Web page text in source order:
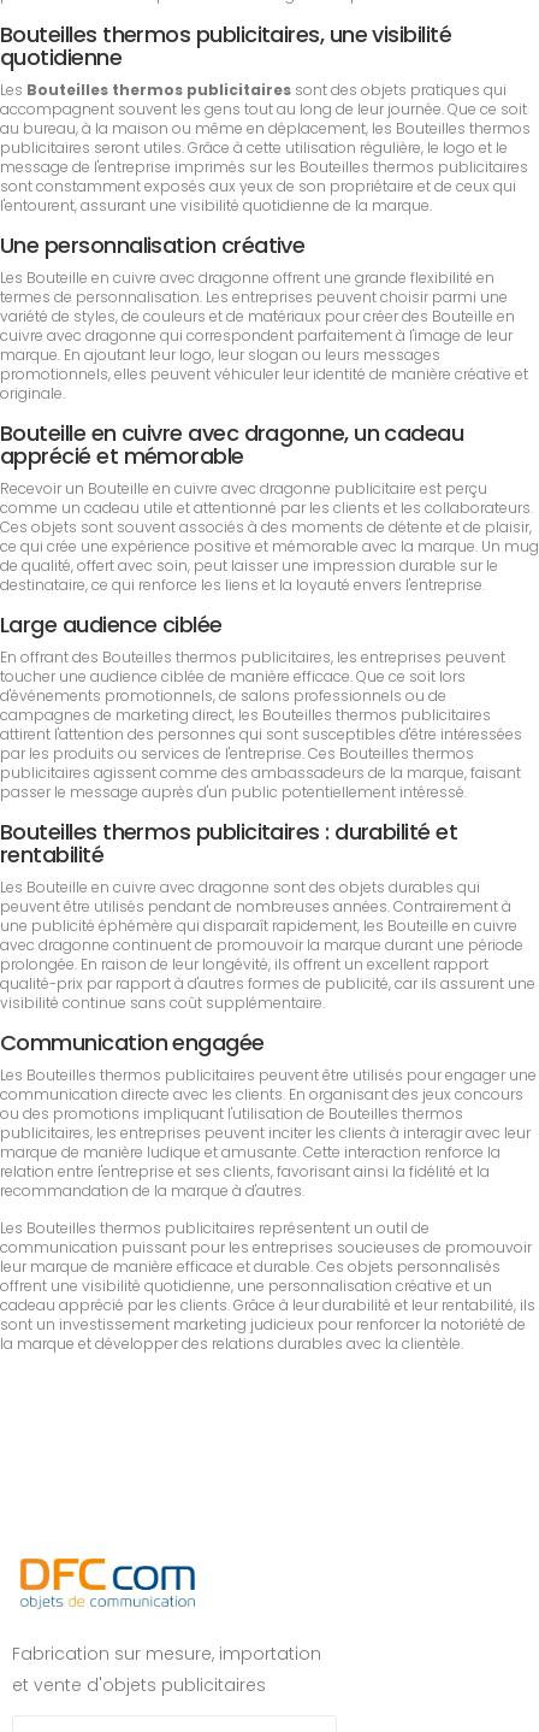
Bouteilles thermos publicitaires, une visibilité
quotidienne
Les Bouteilles thermos publicitaires sont des objets pratiques qui
accompagnent souvent les gens tout au long de leur journée. Que ce soit
au bureau, à la maison ou même en déplacement, les Bouteilles thermos
publicitaires seront utiles. Grâce à cette utilisation régulière, le logo et le
message de l'entreprise imprimés sur les Bouteilles thermos publicitaires
sont constamment exposés aux yeux de son propriétaire et de ceux qui
l'entourent, assurant une visibilité quotidienne de la marque.
Une personnalisation créative
Les Bouteille en cuivre avec dragonne offrent une grande flexibilité en
termes de personnalisation. Les entreprises peuvent choisir parmi une
variété de styles, de couleurs et de matériaux pour créer des Bouteille en
cuivre avec dragonne qui correspondent parfaitement à l'image de leur
marque. En ajoutant leur logo, leur slogan ou leurs messages
promotionnels, elles peuvent véhiculer leur identité de manière créative et
originale.
Bouteille en cuivre avec dragonne, un cadeau
apprécié et mémorable
Recevoir un Bouteille en cuivre avec dragonne publicitaire est perçu
comme un cadeau utile et attentionné par les clients et les collaborateurs.
Ces objets sont souvent associés à des moments de détente et de plaisir,
ce qui crée une expérience positive et mémorable avec la marque. Un mug
de qualité, offert avec soin, peut laisser une impression durable sur le
destinataire, ce qui renforce les liens et la loyauté envers l'entreprise.
Large audience ciblée
En offrant des Bouteilles thermos publicitaires, les entreprises peuvent
toucher une audience ciblée de manière efficace. Que ce soit lors
d'événements promotionnels, de salons professionnels ou de
campagnes de marketing direct, les Bouteilles thermos publicitaires
attirent l'attention des personnes qui sont susceptibles d'être intéressées
par les produits ou services de l'entreprise. Ces Bouteilles thermos
publicitaires agissent comme des ambassadeurs de la marque, faisant
passer le message auprès d'un public potentiellement intéressé.
Bouteilles thermos publicitaires : durabilité et
rentabilité
Les Bouteille en cuivre avec dragonne sont des objets durables qui
peuvent être utilisés pendant de nombreuses années. Contrairement à
une publicité éphémère qui disparaît rapidement, les Bouteille en cuivre
avec dragonne continuent de promouvoir la marque durant une période
prolongée. En raison de leur longévité, ils offrent un excellent rapport
qualité-prix par rapport à d'autres formes de publicité, car ils assurent une
visibilité continue sans coût supplémentaire.
Communication engagée
Les Bouteilles thermos publicitaires peuvent être utilisés pour engager une
communication directe avec les clients. En organisant des jeux concours
ou des promotions impliquant l'utilisation de Bouteilles thermos
publicitaires, les entreprises peuvent inciter les clients à interagir avec leur
marque de manière ludique et amusante. Cette interaction renforce la
relation entre l'entreprise et ses clients, favorisant ainsi la fidélité et la
recommandation de la marque à d'autres.
Les Bouteilles thermos publicitaires représentent un outil de
communication puissant pour les entreprises soucieuses de promouvoir
leur marque de manière efficace et durable. Ces objets personnalisés
offrent une visibilité quotidienne, une personnalisation créative et un
cadeau apprécié par les clients. Grâce à leur durabilité et leur rentabilité, ils
sont un investissement marketing judicieux pour renforcer la notoriété de
la marque et développer des relations durables avec la clientèle.
Fabrication sur mesure, importation
et vente d'objets publicitaires